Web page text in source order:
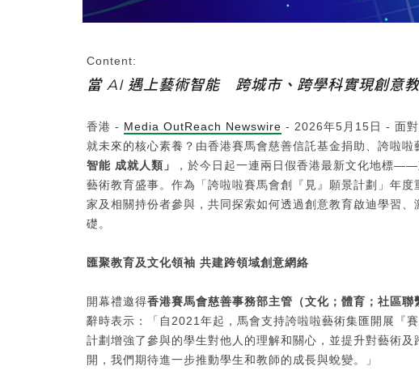
Content:
當 AI 遇上藝術智能 跨城市、跨學科實現創意
香港 - Media OutReach Newswire - 2026年5月15日 - 面對
就未來的核心素養？由香港賽馬會慈善信託基金捐助、誇啦啦
智能 成就人類」
，於今日起一連兩日假香港最新文化地標
藝術教育盛事。作為「誇啦啦賽馬會創『見』願景計劃」年
家及相關持份者參與，共同探索如何透過創意教育啟迪學習
礎。
匯聚教育及文化領袖 共建跨領域創意網絡
開幕禮邀得香港賽馬會慈善事務部主管（文化；體育；社區聯
辭時表示：「自2021年起，馬會支持誇啦啦藝術集匯開展『
計劃增強了參與的學生對他人的理解和關心，並提升對藝術
開，我們期待進一步推動學生和教師的成長與蛻變。」